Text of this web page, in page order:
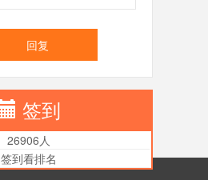
回复
签到
26906人
签到看排名